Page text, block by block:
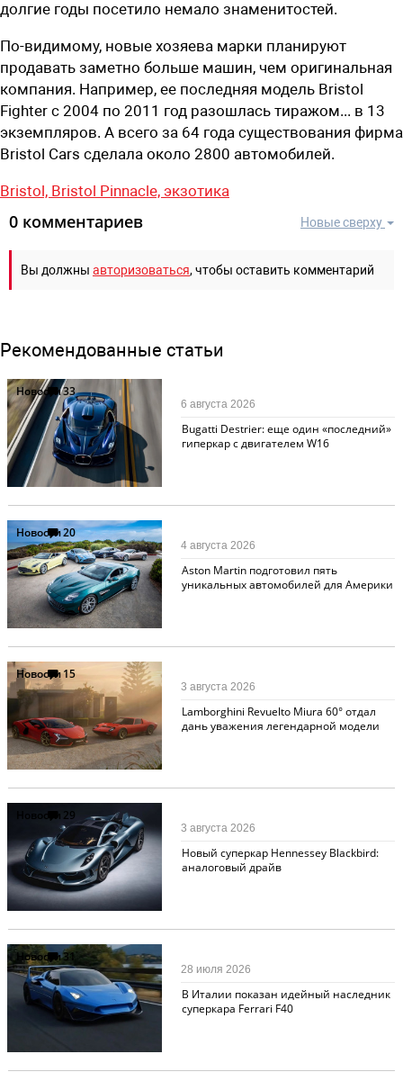
долгие годы посетило немало знаменитостей.
По-видимому, новые хозяева марки планируют
продавать заметно больше машин, чем оригинальная
компания. Например, ее последняя модель Bristol
Fighter с 2004 по 2011 год разошлась тиражом... в 13
экземпляров. А всего за 64 года существования фирма
Bristol Cars сделала около 2800 автомобилей.
Bristol, Bristol Pinnacle, экзотика
Новые сверху
0 комментариев
Вы должны авторизоваться, чтобы оставить комментарий
Рекомендованные статьи
Новости33
Bugatti Destrier: еще один «последний»
гиперкар с двигателем W16
6 августа 2026
Новости20
Aston Martin подготовил пять
уникальных автомобилей для Америки
4 августа 2026
Новости15
Lamborghini Revuelto Miura 60° отдал
дань уважения легендарной модели
3 августа 2026
Новости 29
Новый суперкар Hennessey Blackbird:
аналоговый драйв
3 августа 2026
Новости31
В Италии показан идейный наследник
суперкара Ferrari F40
28 июля 2026